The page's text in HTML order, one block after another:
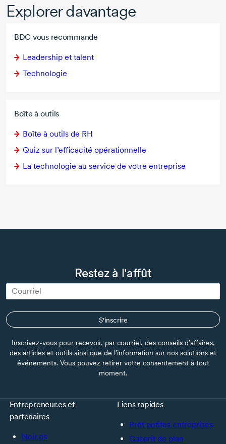
Explorer davantage
BDC vous recommande
Leadership et talent
Technologie
Boîte à outils
Boîte à outils de RH
Quiz sur l’efficacité opérationnelle
La technologie au service de votre entreprise
Restez à l'affût
S'inscrire
Inscrivez-vous pour recevoir, par courriel, des conseils d’affaires,
des articles et outils ainsi que de l’information sur nos solutions et
événements. Vous pouvez retirer votre consentement à tout
moment.
Entrepreneur.es et
partenaires
Noir.es
Liens rapides
Prêt petites entreprises
Gabarit de plan